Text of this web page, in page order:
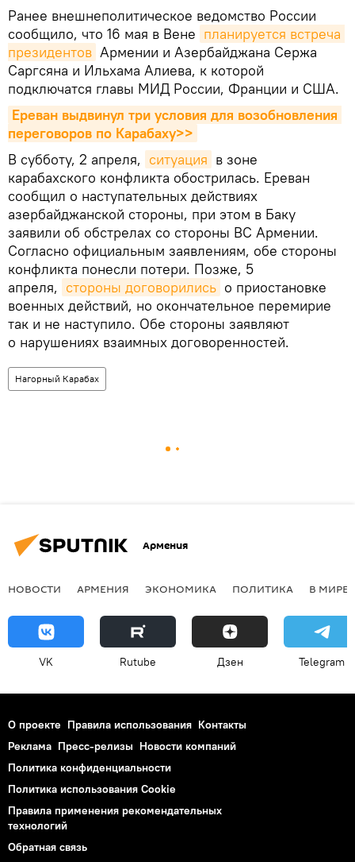
Ранее внешнеполитическое ведомство России
сообщило, что 16 мая в Вене планируется встреча
президентов Армении и Азербайджана Сержа
Саргсяна и Ильхама Алиева, к которой
подключатся главы МИД России, Франции и США.
Ереван выдвинул три условия для возобновления
переговоров по Карабаху>>
В субботу, 2 апреля, ситуация в зоне
карабахского конфликта обострилась. Ереван
сообщил о наступательных действиях
азербайджанской стороны, при этом в Баку
заявили об обстрелах со стороны ВС Армении.
Согласно официальным заявлениям, обе стороны
конфликта понесли потери. Позже, 5
апреля, стороны договорились о приостановке
военных действий, но окончательное перемирие
так и не наступило. Обе стороны заявляют
о нарушениях взаимных договоренностей.
Нагорный Карабах
Армения
НОВОСТИ АРМЕНИЯ ЭКОНОМИКА ПОЛИТИКА В МИРЕ
VK Rutube Дзен Telegram
О проекте Правила использования Контакты
Реклама Пресс-релизы Новости компаний
Политика конфиденциальности
Политика использования Cookie
Правила применения рекомендательных
технологий
Обратная связь